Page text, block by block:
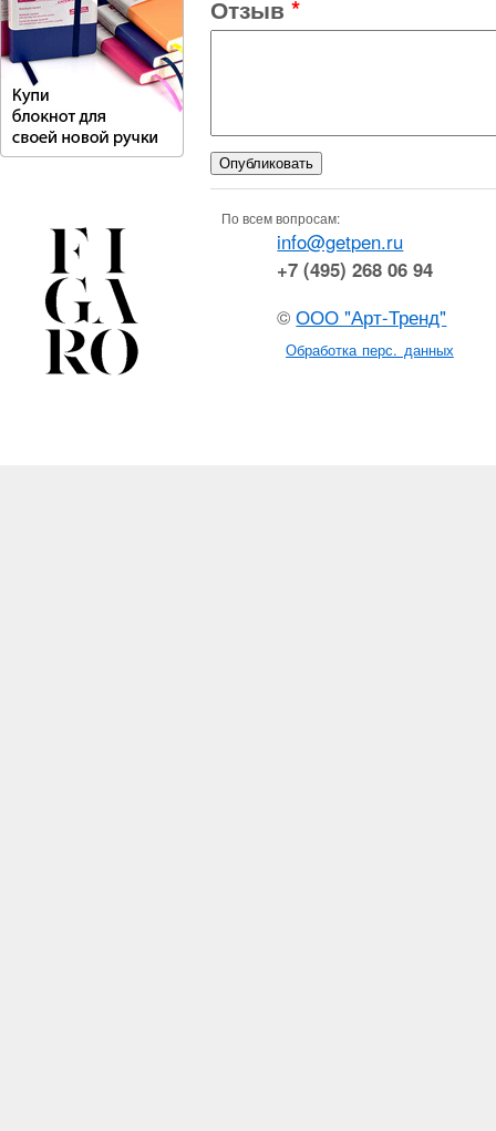
Отзыв *
По всем вопросам:
info@getpen.ru
+7 (495) 268 06 94
©ООО "Арт-Тренд"
Обработка перс. данных